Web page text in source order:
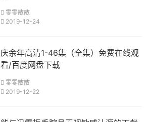
零零散散
2019-12-24
庆余年高清1-46集（全集）免费在线观
看/百度网盘下载
零零散散
2019-12-22